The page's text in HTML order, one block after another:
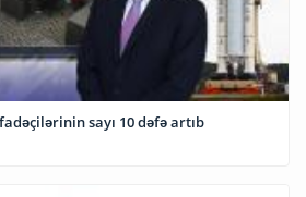
sayı 10 dəfə artıb